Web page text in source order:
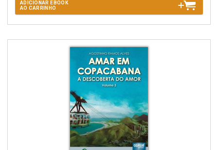
ADICIONAR EBOOK
AO CARRINHO